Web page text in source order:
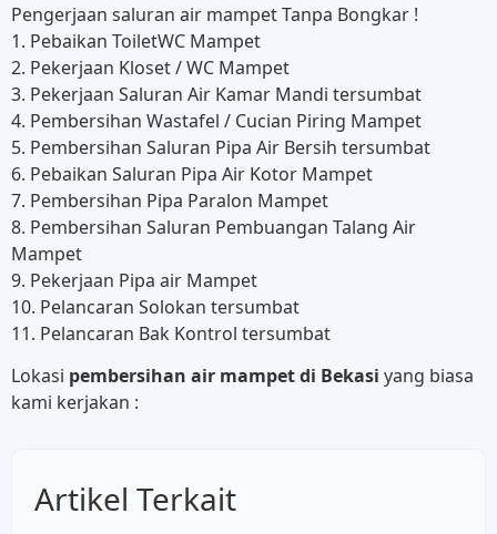
Pengerjaan saluran air mampet Tanpa Bongkar !
1. Pebaikan ToiletWC Mampet
2. Pekerjaan Kloset / WC Mampet
3. Pekerjaan Saluran Air Kamar Mandi tersumbat
4. Pembersihan Wastafel / Cucian Piring Mampet
5. Pembersihan Saluran Pipa Air Bersih tersumbat
6. Pebaikan Saluran Pipa Air Kotor Mampet
7. Pembersihan Pipa Paralon Mampet
8. Pembersihan Saluran Pembuangan Talang Air
Mampet
9. Pekerjaan Pipa air Mampet
10. Pelancaran Solokan tersumbat
11. Pelancaran Bak Kontrol tersumbat
Lokasi pembersihan air mampet di Bekasi yang biasa
kami kerjakan :
Artikel Terkait